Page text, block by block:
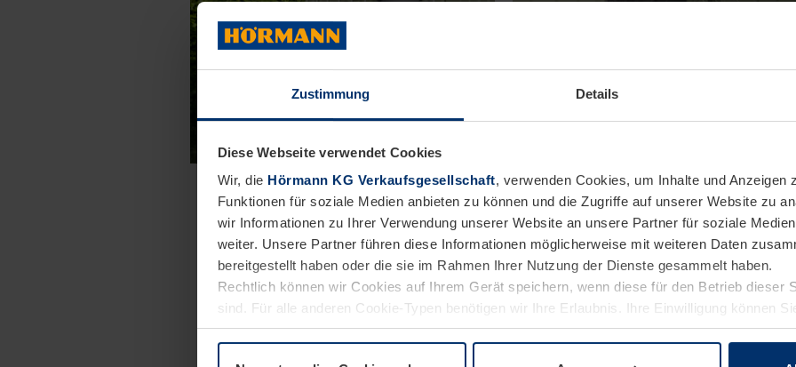
Zustimmung Details
Diese Webseite verwendet Cookies
Wir, die Hörmann KG Verkaufsgesellschaft, verwenden Cookies, um Inhalte und Anzeigen
Funktionen für soziale Medien anbieten zu können und die Zugriffe auf unserer Website zu
wir Informationen zu Ihrer Verwendung unserer Website an unsere Partner für soziale
weiter. Unsere Partner führen diese Informationen möglicherweise mit weiteren Daten
bereitgestellt haben oder die sie im Rahmen Ihrer Nutzung der Dienste gesammelt haben.
Rechtlich können wir Cookies auf Ihrem Gerät speichern, wenn diese für den Betrieb dieser
sind. Für alle anderen Cookie-Typen benötigen wir Ihre Erlaubnis. Ihre Einwilligung können
Erläuterung auf der SeiteDatenschutzerklärungunserer Website ändern oder widerrufen.
Rankgitter
Ihr Gerätehaus soll mit Pflanzen
verschönert werden? Dann haben wir
ein stabiles Rankgitter für Sie im
Angebot, das sich einfach an einer
Außenwand des Gerätehauses
befestigen lässt
Bodenschwellenrampe (außen)
Mit der außenliegenden
Bodenschwellenrampe lassen sich
Schubkarre, Rasenmäher oder
Fahrräder problemlos in das
Gerätehaus hinein- und herausschieben.